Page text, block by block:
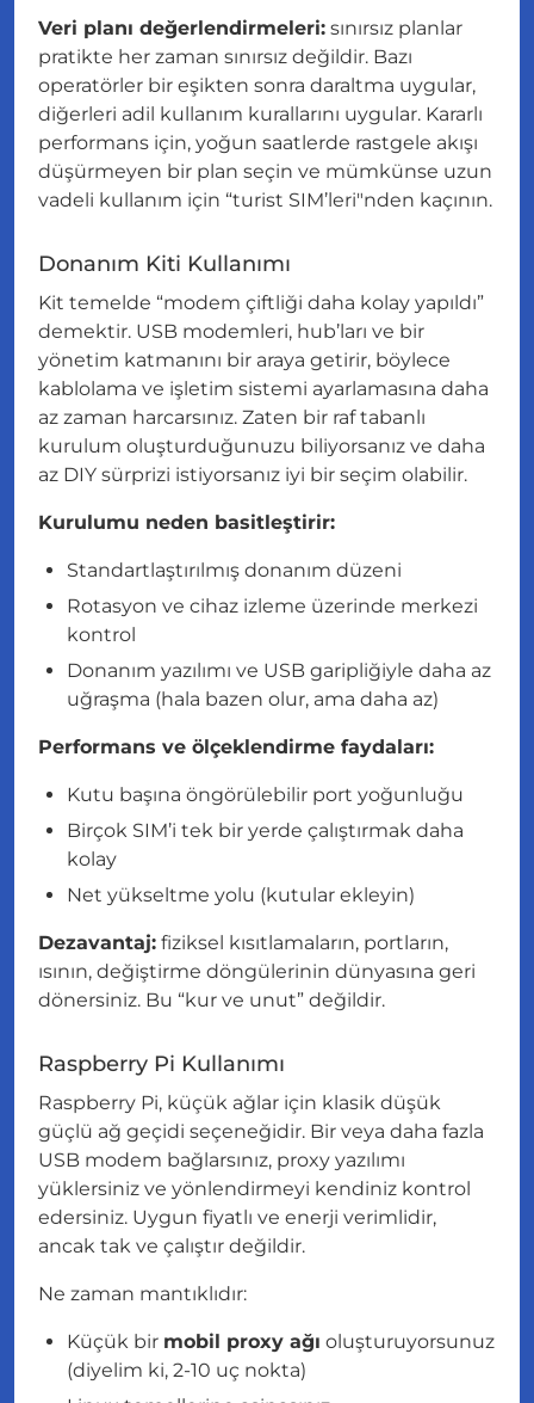
Veri planı değerlendirmeleri: sınırsız planlar
pratikte her zaman sınırsız değildir. Bazı
operatörler bir eşikten sonra daraltma uygular,
diğerleri adil kullanım kurallarını uygular. Kararlı
performans için, yoğun saatlerde rastgele akışı
düşürmeyen bir plan seçin ve mümkünse uzun
vadeli kullanım için “turist SIM’leri"nden kaçının.
Donanım Kiti Kullanımı
Kit temelde “modem çiftliği daha kolay yapıldı”
demektir. USB modemleri, hub’ları ve bir
yönetim katmanını bir araya getirir, böylece
kablolama ve işletim sistemi ayarlamasına daha
az zaman harcarsınız. Zaten bir raf tabanlı
kurulum oluşturduğunuzu biliyorsanız ve daha
az DIY sürprizi istiyorsanız iyi bir seçim olabilir.
Kurulumu neden basitleştirir:
Standartlaştırılmış donanım düzeni
Rotasyon ve cihaz izleme üzerinde merkezi
kontrol
Donanım yazılımı ve USB garipliğiyle daha az
uğraşma (hala bazen olur, ama daha az)
Performans ve ölçeklendirme faydaları:
Kutu başına öngörülebilir port yoğunluğu
Birçok SIM’i tek bir yerde çalıştırmak daha
kolay
Net yükseltme yolu (kutular ekleyin)
Dezavantaj: fiziksel kısıtlamaların, portların,
ısının, değiştirme döngülerinin dünyasına geri
dönersiniz. Bu “kur ve unut” değildir.
Raspberry Pi Kullanımı
Raspberry Pi, küçük ağlar için klasik düşük
güçlü ağ geçidi seçeneğidir. Bir veya daha fazla
USB modem bağlarsınız, proxy yazılımı
yüklersiniz ve yönlendirmeyi kendiniz kontrol
edersiniz. Uygun fiyatlı ve enerji verimlidir,
ancak tak ve çalıştır değildir.
Ne zaman mantıklıdır:
Küçük bir mobil proxy ağı oluşturuyorsunuz
(diyelim ki, 2-10 uç nokta)